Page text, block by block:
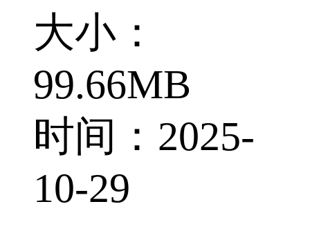
大小：
99.66MB
时间：2025-
10-29